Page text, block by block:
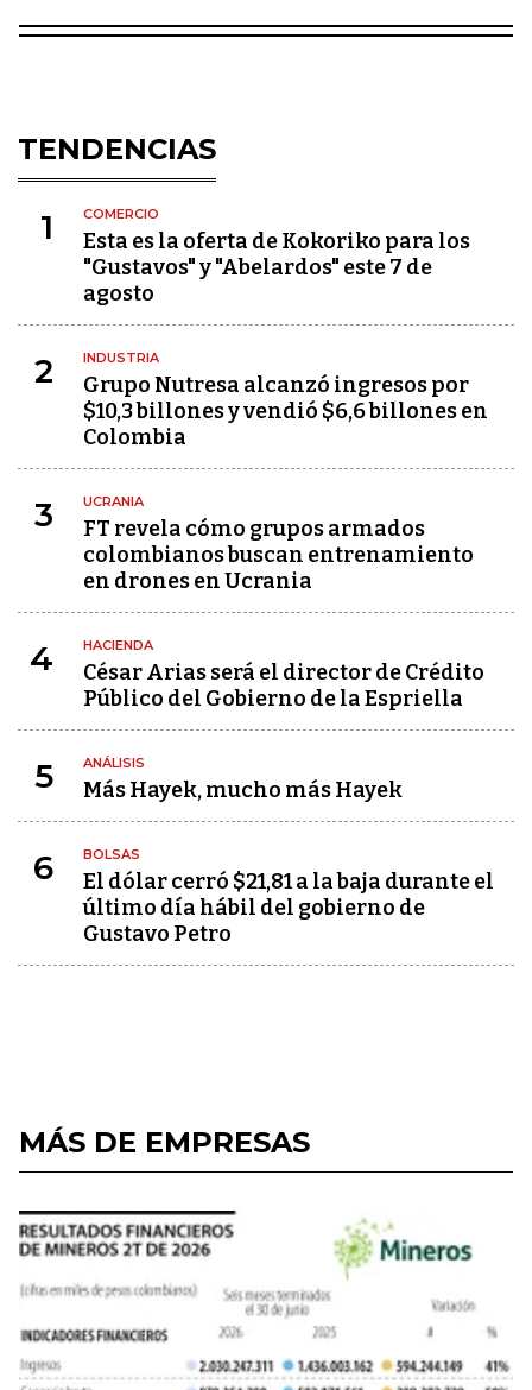
TENDENCIAS
1 COMERCIO
Esta es la oferta de Kokoriko para los
"Gustavos" y "Abelardos" este 7 de
agosto
2 INDUSTRIA
Grupo Nutresa alcanzó ingresos por
$10,3 billones y vendió $6,6 billones en
Colombia
3 UCRANIA
FT revela cómo grupos armados
colombianos buscan entrenamiento
en drones en Ucrania
4 HACIENDA
César Arias será el director de Crédito
Público del Gobierno de la Espriella
5 ANÁLISIS
Más Hayek, mucho más Hayek
6 BOLSAS
El dólar cerró $21,81 a la baja durante el
último día hábil del gobierno de
Gustavo Petro
MÁS DE EMPRESAS